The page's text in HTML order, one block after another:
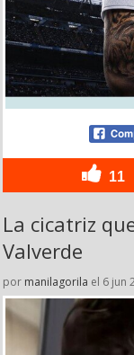
11
La cicatriz
Valverde
por manilagorila el 6 jun